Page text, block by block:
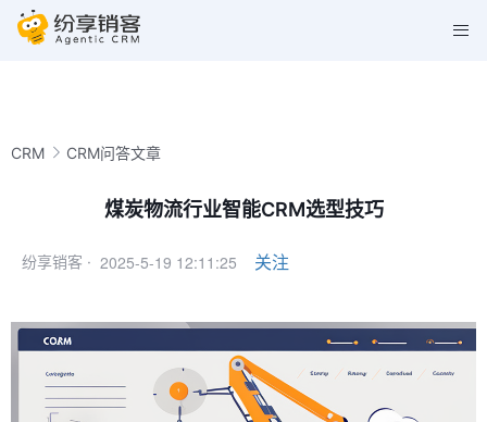
CRM CRM问答文章
煤炭物流行业智能CRM选型技巧
纷享销客 · 2025-5-19 12:11:25 关注